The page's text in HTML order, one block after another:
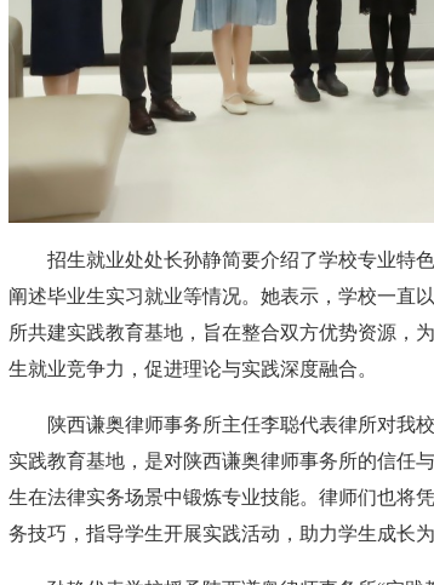
招生就业处处长孙静简要介绍了学校专业特
阐述毕业生实习就业等情况。她表示，学校一直
所共建实践教育基地，旨在整合双方优势资源，
生就业竞争力，促进理论与实践深度融合。
陕西谦奥律师事务所主任李聪代表律所对我
实践教育基地，是对陕西谦奥律师事务所的信任
生在法律实务场景中锻炼专业技能。律师们也将
务技巧，指导学生开展实践活动，助力学生成长为